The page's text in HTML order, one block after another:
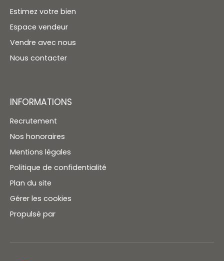
Estimez votre bien
Espace vendeur
Vendre avec nous
Nous contacter
INFORMATIONS
Recrutement
Nos honoraires
Mentions légales
Politique de confidentialité
Plan du site
Gérer les cookies
Propulsé par